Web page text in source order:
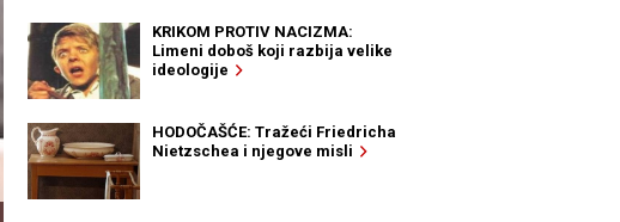
KRIKOM PROTIV NACIZMA:
Limeni doboš koji razbija velike
ideologije
HODOČAŠĆE: Tražeći Friedricha
Nietzschea i njegove misli